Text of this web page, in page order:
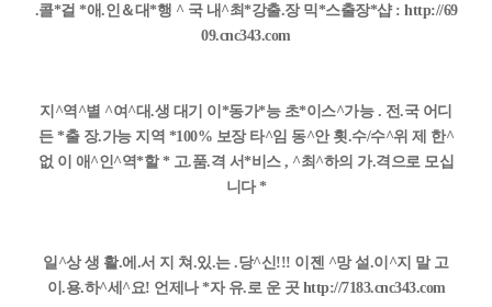
.콜*걸 *애.인＆대*행 ^ 국 내^최*강출.장 믹*스출장*샵 : http://69
09.cnc343.com
지^역^별 ^여^대.생 대기 이*동가*능 초*이스^가능 . 전.국 어디
든 *출 장.가능 지역 *100% 보장 타^임 동^안 횟.수/수^위 제 한^
없 이 애^인^역*할 * 고.품.격 서*비스 , ^최^하의 가.격으로 모십
니다 *
일^상 생 활.에.서 지 쳐.있.는 .당^신!!! 이젠 ^망 설.이^지 말 고
이.용.하^세^요! 언제나 *자 유.로 운 곳 http://7183.cnc343.com